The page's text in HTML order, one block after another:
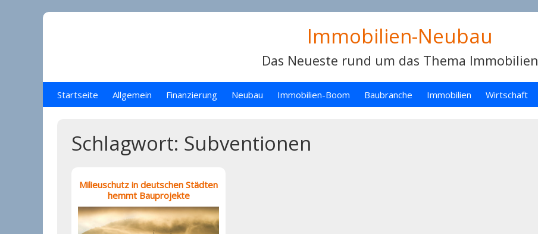
Immobilien-Neubau
Das Neueste rund um das Thema Immobilien
Startseite Allgemein Finanzierung Neubau Immobilien-Boom Baubranche Immobilien Wirtschaft
Schlagwort: Subventionen
Milieuschutz in deutschen Städten
hemmt Bauprojekte